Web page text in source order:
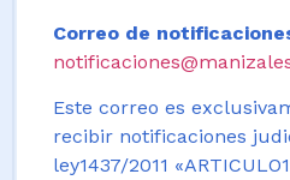
Correo de
Este correo es
recibir notificaciones
ley1437/2011